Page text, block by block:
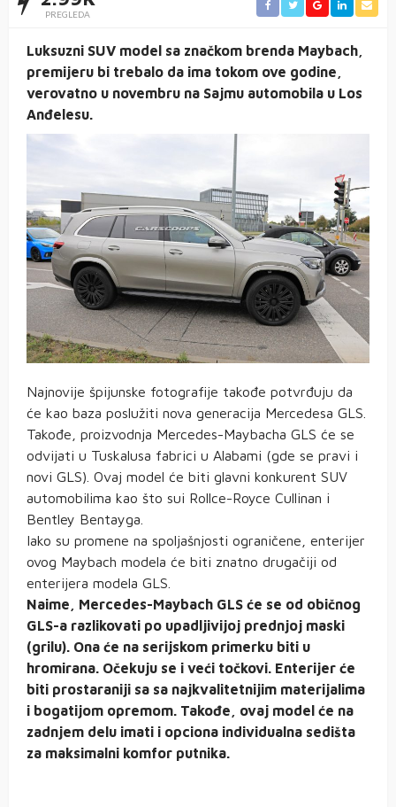
PREGLEDA
Luksuzni SUV model sa značkom brenda Maybach,
premijeru bi trebalo da ima tokom ove godine,
verovatno u novembru na Sajmu automobila u Los
Anđelesu.
Najnovije špijunske fotografije takođe potvrđuju da
će kao baza poslužiti nova generacija Mercedesa GLS.
Takođe, proizvodnja Mercedes-Maybacha GLS će se
odvijati u Tuskalusa fabrici u Alabami (gde se pravi i
novi GLS). Ovaj model će biti glavni konkurent SUV
automobilima kao što sui Rollce-Royce Cullinan i
Bentley Bentayga.
Iako su promene na spoljašnjosti ograničene, enterijer
ovog Maybach modela će biti znatno drugačiji od
enterijera modela GLS.
Naime, Mercedes-Maybach GLS će se od običnog
GLS-a razlikovati po upadljivijoj prednjoj maski
(grilu). Ona će na serijskom primerku biti u
hromirana. Očekuju se i veći točkovi. Enterijer će
biti prostaraniji sa sa najkvalitetnijim materijalima
i bogatijom opremom. Takođe, ovaj model će na
zadnjem delu imati i opciona individualna sedišta
za maksimalni komfor putnika.